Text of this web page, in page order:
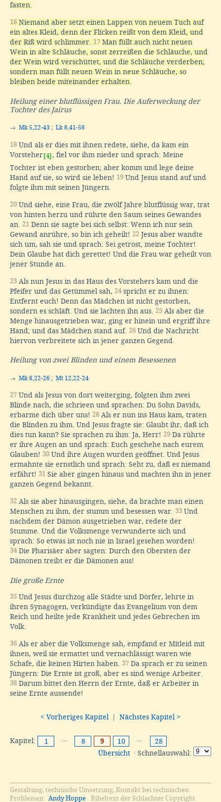
fasten.
16 Niemand aber setzt einen Lappen von neuem Tuch auf
ein altes Kleid, denn der Flicken reißt von dem Kleid, und
der Riß wird schlimmer. 17 Man füllt auch nicht neuen
Wein in alte Schläuche, sonst zerreißen die Schläuche, und
der Wein wird verschüttet, und die Schläuche verderben;
sondern man füllt neuen Wein in neue Schläuche, so
bleiben beide miteinander erhalten.
Heilung einer blutflüssigen Frau. Die Auferweckung der
Tochter des Jairus
→ Mk 5,22-43 ; Lk 8,41-56
18 Und als er dies mit ihnen redete, siehe, da kam ein
Vorsteher[4], fiel vor ihm nieder und sprach: Meine
Tochter ist eben gestorben; aber komm und lege deine
Hand auf sie, so wird sie leben! 19 Und Jesus stand auf und
folgte ihm mit seinen Jüngern.
20 Und siehe, eine Frau, die zwölf Jahre blutflüssig war, trat
von hinten herzu und rührte den Saum seines Gewandes
an. 21 Denn sie sagte bei sich selbst: Wenn ich nur sein
Gewand anrühre, so bin ich geheilt! 22 Jesus aber wandte
sich um, sah sie und sprach: Sei getrost, meine Tochter!
Dein Glaube hat dich gerettet! Und die Frau war geheilt von
jener Stunde an.
23 Als nun Jesus in das Haus des Vorstehers kam und die
Pfeifer und das Getümmel sah, 24spricht er zu ihnen:
Entfernt euch! Denn das Mädchen ist nicht gestorben,
sondern es schläft. Und sie lachten ihn aus. 25 Als aber die
Menge hinausgetrieben war, ging er hinein und ergriff ihre
Hand; und das Mädchen stand auf. 26 Und die Nachricht
hiervon verbreitete sich in jener ganzen Gegend.
Heilung von zwei Blinden und einem Besessenen
→ Mk 8,22-26 ; Mt 12,22-24
27 Und als Jesus von dort weiterging, folgten ihm zwei
Blinde nach, die schrieen und sprachen: Du Sohn Davids,
erbarme dich über uns! 28 Als er nun ins Haus kam, traten
die Blinden zu ihm. Und Jesus fragte sie: Glaubt ihr, daß ich
dies tun kann? Sie sprachen zu ihm: Ja, Herr! 29 Da rührte
er ihre Augen an und sprach: Euch geschehe nach eurem
Glauben! 30 Und ihre Augen wurden geöffnet. Und Jesus
ermahnte sie ernstlich und sprach: Seht zu, daß es niemand
erfährt! 31 Sie aber gingen hinaus und machten ihn in jener
ganzen Gegend bekannt.
32 Als sie aber hinausgingen, siehe, da brachte man einen
Menschen zu ihm, der stumm und besessen war. 33 Und
nachdem der Dämon ausgetrieben war, redete der
Stumme. Und die Volksmenge verwunderte sich und
sprach: So etwas ist noch nie in Israel gesehen worden!
34Die Pharisäer aber sagten: Durch den Obersten der
Dämonen treibt er die Dämonen aus!
Die große Ernte
35 Und Jesus durchzog alle Städte und Dörfer, lehrte in
ihren Synagogen, verkündigte das Evangelium von dem
Reich und heilte jede Krankheit und jedes Gebrechen im
Volk.
36 Als er aber die Volksmenge sah, empfand er Mitleid mit
ihnen, weil sie ermattet und vernachlässigt waren wie
Schafe, die keinen Hirten haben. 37 Da sprach er zu seinen
Jüngern: Die Ernte ist groß, aber es sind wenige Arbeiter.
38 Darum bittet den Herrn der Ernte, daß er Arbeiter in
seine Ernte aussende!
< Vorheriges Kapitel Nächstes Kapitel >
Kapitel: 1 ··· 8 9 10 ···
28
Übersicht · Schnellauswahl:
Gestaltung, technische Umsetzung, Kontakt bei technischen
Problemen: Andy Hoppe . Bibeltext der Schlachter Copyright